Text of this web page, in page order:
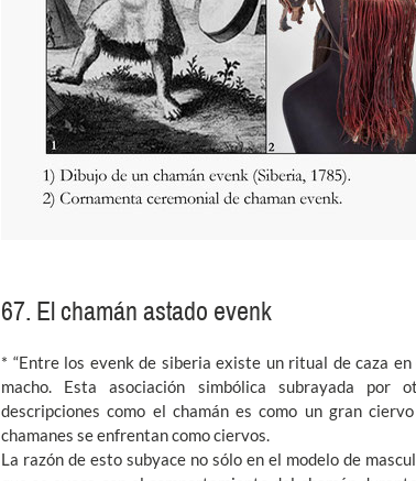
67. El chamán astado evenk
* “Entre los evenk de siberia existe un ritual de caza
macho. Esta asociación simbólica subrayada por
descripciones como el chamán es como un gran
chamanes se enfrentan como ciervos.
La razón de esto subyace no sólo en el modelo de